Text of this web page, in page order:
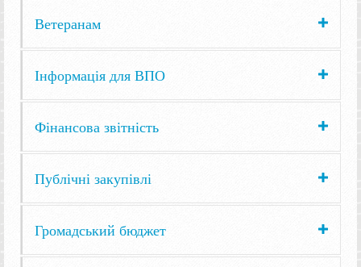
Ветеранам
Інформація для ВПО
Фінансова звітність
Публічні закупівлі
Громадський бюджет